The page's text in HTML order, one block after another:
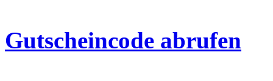
Gutscheincode abrufen